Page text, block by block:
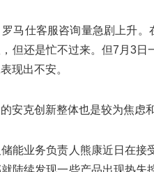
马仕客服咨询量急剧上升
但还是忙不过来。但7月3
现出不安。
安克创新整体也是较为焦虑
能业务负责人熊康近日在
陆续发现一些产品出现热